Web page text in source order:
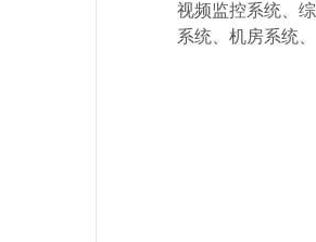
视频监控系统、
系统、机房系统